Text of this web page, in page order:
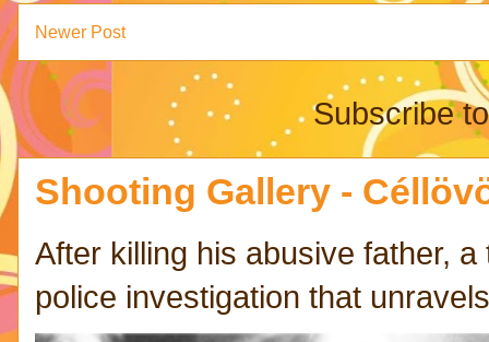
Newer Post
Subscribe
Shooting Gallery -
After killing his abusive father,
police investigation that